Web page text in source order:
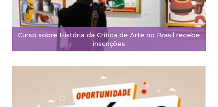
Curso sobre História da Crítica de Arte no Brasil recebe
inscrições